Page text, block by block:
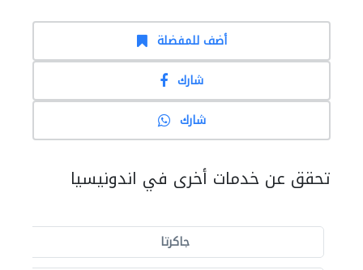
أضف للمفضلة
شارك
شارك
تحقق عن خدمات أخرى في اندونيسيا
جاكرتا